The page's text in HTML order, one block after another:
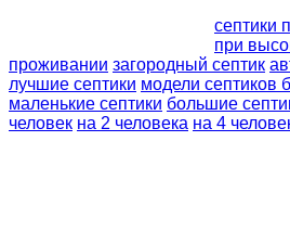
септики
при
проживании загородный септик
лучшие септики модели септиков
маленькие септики большие
человек на 2 человека на 4